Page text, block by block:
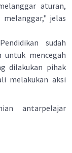
aturan,
jelas
sudah
untuk mencegah
dilakukan pihak
melakukan aksi
antarpelajar